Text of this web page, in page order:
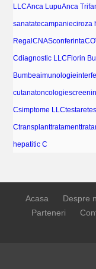
LLCAnca LupuAnca
sanatatecampanieciroza
RegalCNASconferinta
Cdiagnostic LLCFlorin
Bumbeaimunologie
cutanatoncologie
Csimptome LLCtestare
Ctransplanttratament
hepatitic C
Acasa Despre
Parteneri